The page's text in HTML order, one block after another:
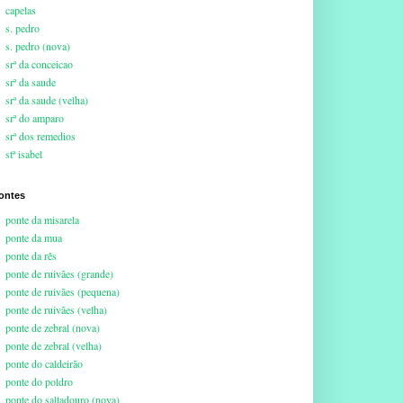
capelas
s. pedro
s. pedro (nova)
srª da conceicao
srª da saude
srª da saude (velha)
srª do amparo
srª dos remedios
stª isabel
ponte da misarela
ponte da mua
ponte da rês
ponte de ruivães (grande)
ponte de ruivães (pequena)
ponte de ruivães (velha)
ponte de zebral (nova)
ponte de zebral (velha)
ponte do caldeirão
ponte do poldro
ponte do saltadouro (nova)